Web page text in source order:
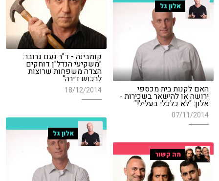
קומבינה - ד"ר נעם גרובר:
"משקיעי הנדל"ן דוחקים
הצדה משפחות שרוצות
לרכוש דירה"
18/12/2014
אלון גל
האם לקנות בית מכספי
ירושה או להישאר בשכירות -
אלון: "לא כלכלי בעליל!"
07/11/2014
אלון גל
מה קשור